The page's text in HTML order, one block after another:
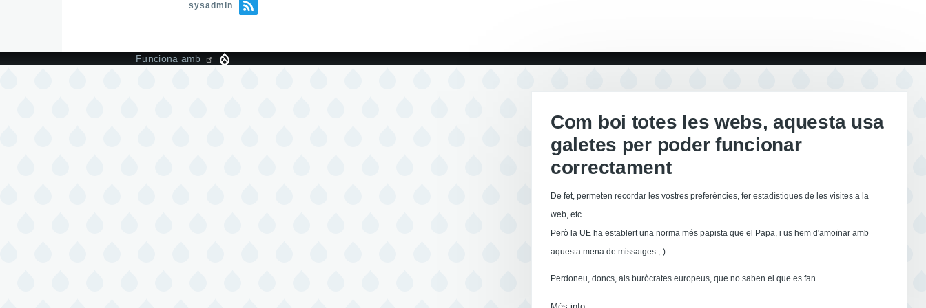
sysadmin
Funciona amb
Com boi totes les webs, aquesta usa
galetes per poder funcionar
correctament
De fet, permeten recordar les vostres preferències, fer estadístiques de les visites a la
web, etc.
Però la UE ha establert una norma més papista que el Papa, i us hem d'amoïnar amb
aquesta mena de missatges ;-)
Perdoneu, doncs, als buròcrates europeus, que no saben el que es fan...